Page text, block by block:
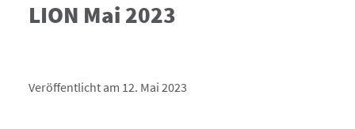
LION Mai 2023
Veröffentlicht am 12. Mai 2023